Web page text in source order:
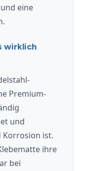
eine
wirklich
Premium-
und
Korrosion ist.
ihre
bei